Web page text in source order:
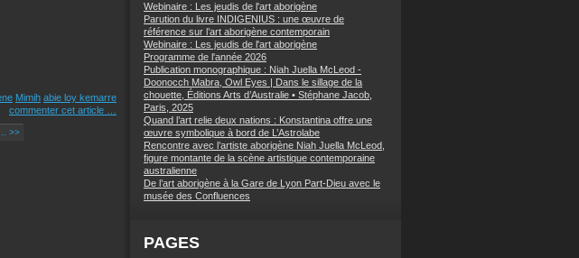
Mimih abie loy kemarre
commenter cet article
>>
Webinaire : Les jeudis de l'art aborigène
Parution du livre INDIGENIUS : une œuvre de
référence sur l’art aborigène contemporain
Webinaire : Les jeudis de l'art aborigène
Programme de l'année 2026
Publication monographique : Niah Juella McLeod -
Doonocch Mabra, Owl Eyes | Dans le sillage de la
chouette, Éditions Arts d’Australie • Stéphane Jacob,
Paris, 2025
Quand l’art relie deux nations : Konstantina offre une
œuvre symbolique à bord de L’Astrolabe
Rencontre avec l’artiste aborigène Niah Juella McLeod,
figure montante de la scène artistique contemporaine
australienne
De l’art aborigène à la Gare de Lyon Part-Dieu avec le
musée des Confluences
PAGES